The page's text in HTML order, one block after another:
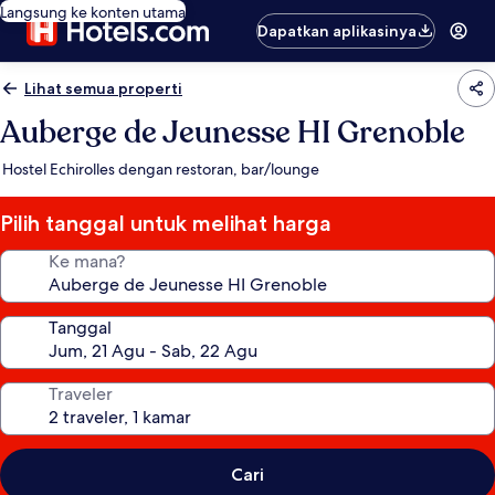
Langsung ke konten utama
Dapatkan aplikasinya
Lihat semua properti
Auberge de Jeunesse HI Grenoble
Hostel Echirolles dengan restoran, bar/lounge
Pilih tanggal untuk melihat harga
Ke mana?
Tanggal
Traveler
Cari